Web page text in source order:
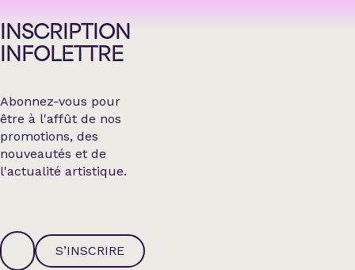
INSCRIPTION
INFOLETTRE
Abonnez-vous pour
être à l'affût de nos
promotions, des
nouveautés et de
l'actualité artistique.
S’INSCRIRE